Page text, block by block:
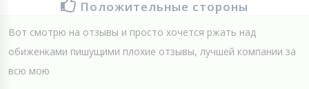
Положительные стороны
Вот смотрю на отзывы и просто хочется ржать над
обиженками пишущими плохие отзывы, лучшей компании за
всю мою